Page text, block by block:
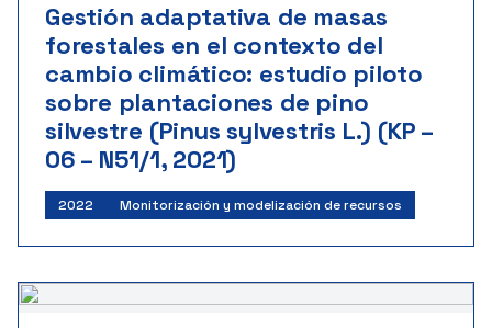
Gestión adaptativa de masas
forestales en el contexto del
cambio climático: estudio piloto
sobre plantaciones de pino
silvestre (Pinus sylvestris L.) (KP –
06 – N51/1, 2021)
2022 Monitorización y modelización de recursos